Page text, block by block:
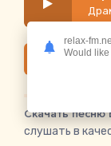
Скачать
слушать в
relax-
Would